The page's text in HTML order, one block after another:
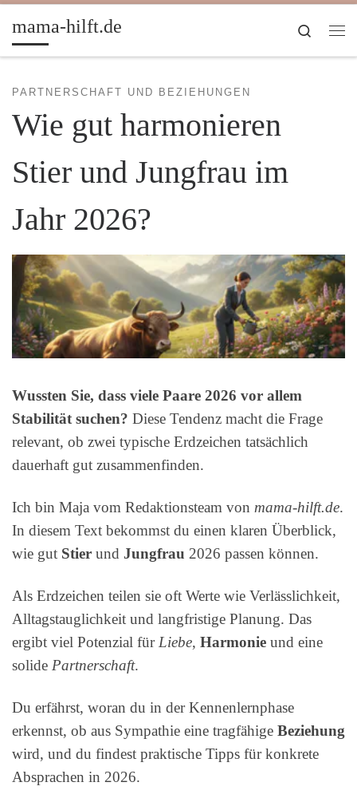
Zum Inhalt springen
mama-hilft.de
Search
PARTNERSCHAFT UND BEZIEHUNGEN
Wie gut harmonieren
Stier und Jungfrau im
Jahr 2026?
Wussten Sie, dass viele Paare 2026 vor allem
Stabilität suchen? Diese Tendenz macht die Frage
relevant, ob zwei typische Erdzeichen tatsächlich
dauerhaft gut zusammenfinden.
Ich bin Maja vom Redaktionsteam von mama-hilft.de.
In diesem Text bekommst du einen klaren Überblick,
wie gut Stier und Jungfrau 2026 passen können.
Als Erdzeichen teilen sie oft Werte wie Verlässlichkeit,
Alltagstauglichkeit und langfristige Planung. Das
ergibt viel Potenzial für Liebe, Harmonie und eine
solide Partnerschaft.
Du erfährst, woran du in der Kennenlernphase
erkennst, ob aus Sympathie eine tragfähige Beziehung
wird, und du findest praktische Tipps für konkrete
Absprachen in 2026.